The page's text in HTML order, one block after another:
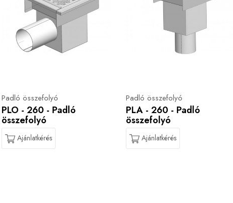
Padló összefolyó
PLO - 260 - Padló
összefolyó
Ajánlatkérés
Padló összefolyó
PLA - 260 - Padló
összefolyó
Ajánlatkérés